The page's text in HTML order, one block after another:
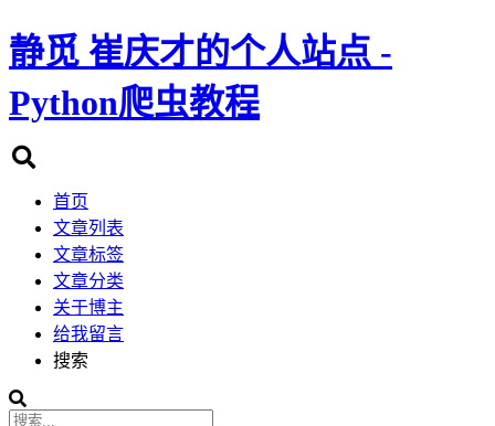
静觅 崔庆才的个人站点 -
Python爬虫教程
首页
文章列表
文章标签
文章分类
关于博主
给我留言
搜索